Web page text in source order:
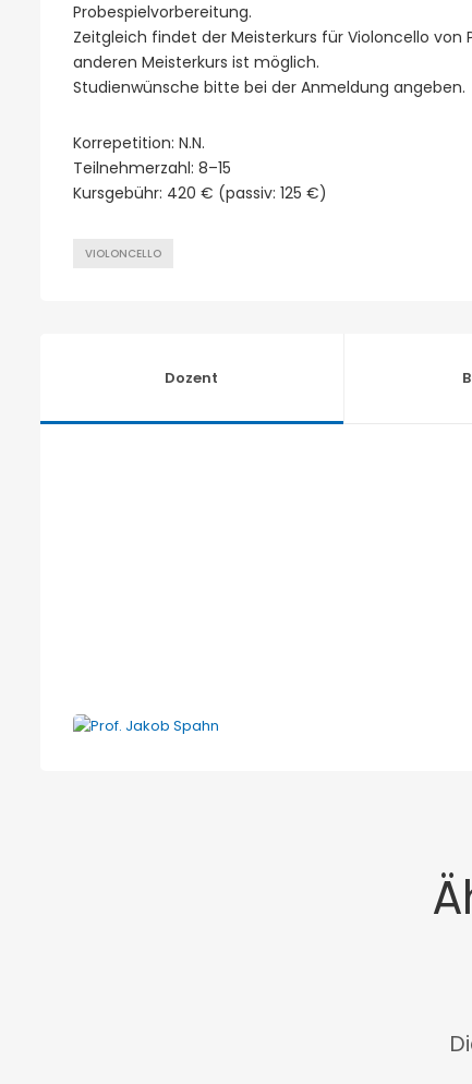
Probespielvorbereitung.
Zeitgleich findet der Meisterkurs für Violoncello
anderen Meisterkurs ist möglich.
Studienwünsche bitte bei der Anmeldung angeben.
Korrepetition: N.N.
Teilnehmerzahl: 8–15
Kursgebühr: 420 € (passiv: 125 €)
VIOLONCELLO
Dozent